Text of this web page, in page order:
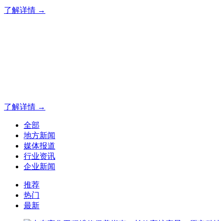
了解详情 →
了解详情 →
全部
地方新闻
媒体报道
行业资讯
企业新闻
推荐
热门
最新